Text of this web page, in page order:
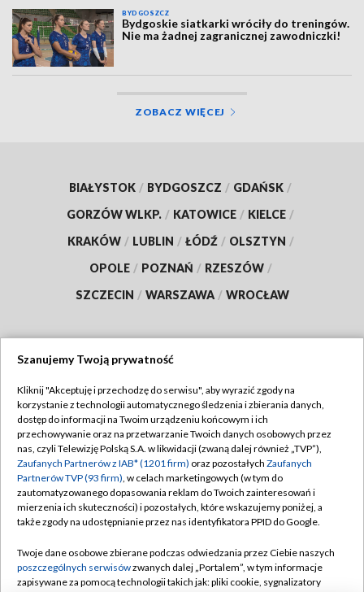
BYDGOSZCZ
Bydgoskie siatkarki wróciły do treningów.
Nie ma żadnej zagranicznej zawodniczki!
ZOBACZ WIĘCEJ
BIAŁYSTOK / BYDGOSZCZ / GDAŃSK /
GORZÓW WLKP. / KATOWICE / KIELCE /
KRAKÓW / LUBLIN / ŁÓDŹ / OLSZTYN /
OPOLE / POZNAŃ / RZESZÓW /
SZCZECIN / WARSZAWA / WROCŁAW
TVP
Abonament TVP
Emisja w TVP
Centrum informacji TVP
Naziemna Telewizja Cyfrowa
Rada Programowa
Regulamin TVP
Polityka prywatności
Moje zgody
Pomoc
Kontakt
Szanujemy Twoją prywatność
Kliknij "Akceptuję i przechodzę do serwisu", aby wyrazić zgody na
korzystanie z technologii automatycznego śledzenia i zbierania danych,
dostęp do informacji na Twoim urządzeniu końcowym i ich
przechowywanie oraz na przetwarzanie Twoich danych osobowych przez
nas, czyli Telewizję Polską S.A. w likwidacji (zwaną dalej również „TVP”),
Zaufanych Partnerów z IAB* (1201 firm) oraz pozostałych Zaufanych
Partnerów TVP (93 firm), w celach marketingowych (w tym do
zautomatyzowanego dopasowania reklam do Twoich zainteresowań i
mierzenia ich skuteczności) i pozostałych, które wskazujemy poniżej, a
także zgody na udostępnianie przez nas identyfikatora PPID do Google.
Twoje dane osobowe zbierane podczas odwiedzania przez Ciebie naszych
poszczególnych serwisówzwanych dalej „Portalem”, w tym informacje
zapisywane za pomocą technologii takich jak: pliki cookie, sygnalizatory